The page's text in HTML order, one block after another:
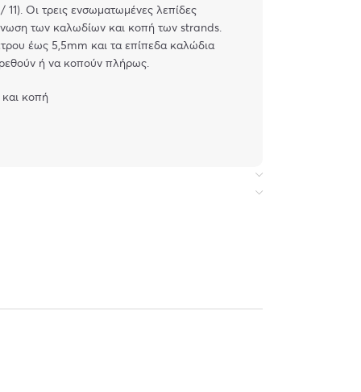
Οι τρεις ενσωματωμένες λεπίδες
των καλωδίων και κοπή των strands.
έως 5,5mm και τα επίπεδα καλώδια
ή να κοπούν πλήρως.
κοπή